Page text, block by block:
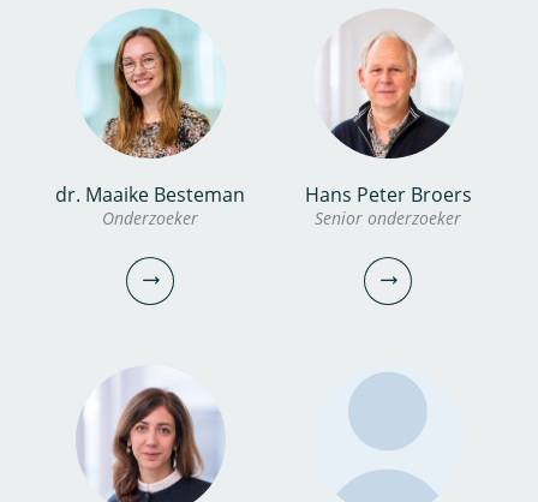
femke.de.boer@kwrwater.nl
bekijk profiel
030-6069728
erwin.roex@kwrwater.nl
bekijk profiel
dr. Vincent Peters
Onderzoeker
vincent.peters@kwrwater.nl
dr. Miina Yanagihara
miina.yanagihara@kwrwater.nl
bekijk profiel
dr. Maaike Besteman
Onderzoeker
Hans Peter Broers
Senior onderzoeker